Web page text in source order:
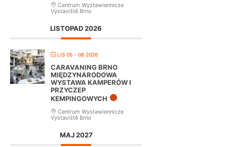
Centrum Wystawiennicze
Výstaviště Brno
LISTOPAD 2026
LIS 05 - 08 2026
CARAVANING BRNO
MIĘDZYNARODOWA
WYSTAWA KAMPERÓW I
PRZYCZEP
KEMPINGOWYCH
Centrum Wystawiennicze
Výstaviště Brno
MAJ 2027